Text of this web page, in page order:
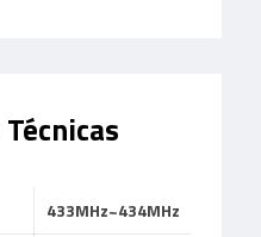
Técnicas
433MHz~434MHz